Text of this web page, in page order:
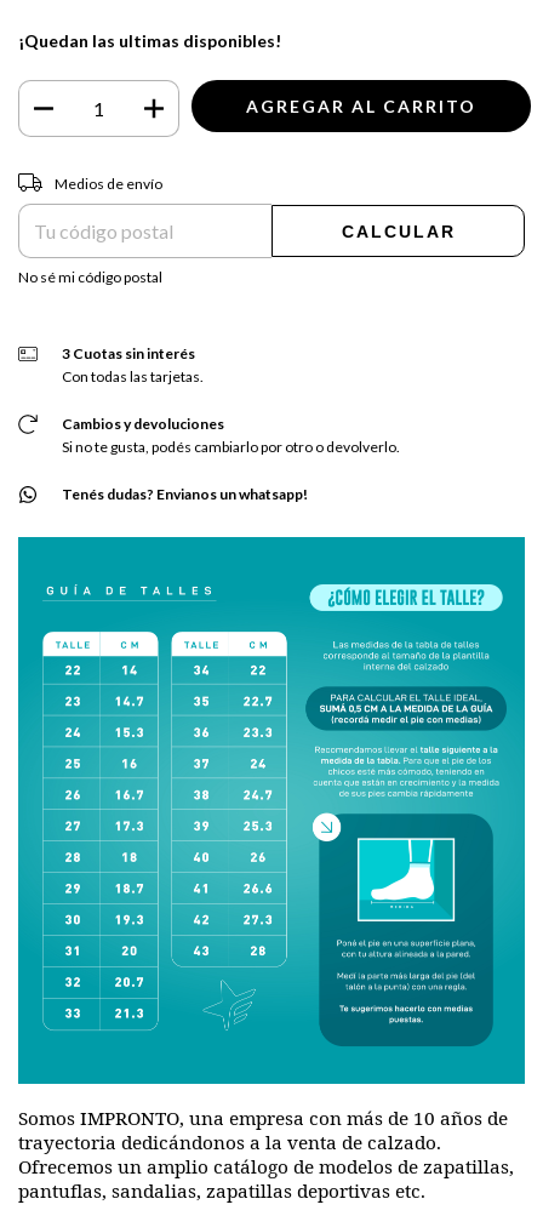
¡Quedan las ultimas disponibles!
Entregas para el CP:
Medios de envío
CALCULAR
No sé mi código postal
3 Cuotas sin interés
Con todas las tarjetas.
Cambios y devoluciones
Si no te gusta, podés cambiarlo por otro o devolverlo.
Tenés dudas? Envianos un whatsapp!
Somos IMPRONTO, una empresa con más de 10 años de
trayectoria dedicándonos a la venta de calzado.
Ofrecemos un amplio catálogo de modelos de zapatillas,
pantuflas, sandalias, zapatillas deportivas etc.